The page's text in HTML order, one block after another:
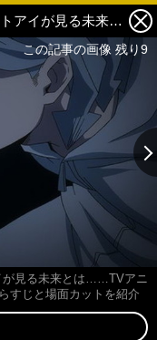
「ヒーローインターン編」完結！ ナイトアイが見る未来とは……TVアニメ第4期『僕のヒーローアカデミア』第14話あらすじと場面カットを紹介 4枚目の写真・画像
が見る未来とは……TVアニ
すじと場面カットを紹介
この記事の画像 残り9